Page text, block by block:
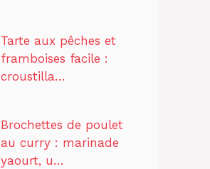
Tarte aux pêches et
framboises facile :
croustilla…
Brochettes de poulet
au curry : marinade
yaourt, u…